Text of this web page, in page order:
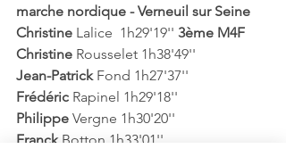
marche nordique - Verneuil sur Seine
Christine Lalice  1h29'19'' 3ème M4F
Christine Rousselet 1h38'49''
Jean-Patrick Fond 1h27'37''
Frédéric Rapinel 1h29'18''
Philippe Vergne 1h30'20''
Franck Botton 1h33'01''